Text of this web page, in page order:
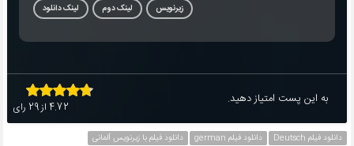
لینک دانلود لینک دوم زیرنویس
به این پست امتیاز دهید. 4.72 از29 رای
دانلود فیلم Deutsch دانلود فیلم german
دانلود فیلم با زیرنویس آلمانی